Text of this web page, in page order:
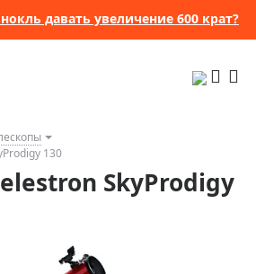
давать увеличение 600 крат?
130
SkyProdigy